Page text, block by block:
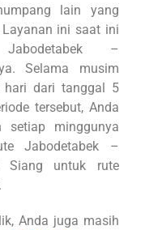
lain yang
ini saat ini
–
Selama musim
hari dari tanggal 5
tersebut, Anda
setiap minggunya
Jabodetabek –
Siang untuk rute
Anda juga masih